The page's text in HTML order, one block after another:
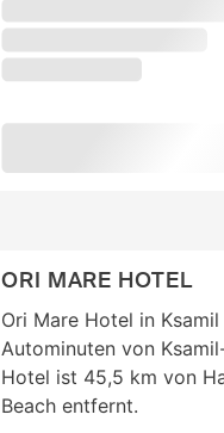
ORI MARE HOTEL
Ori Mare Hotel in
Autominuten von
Hotel ist 45,5 km von
Beach entfernt.